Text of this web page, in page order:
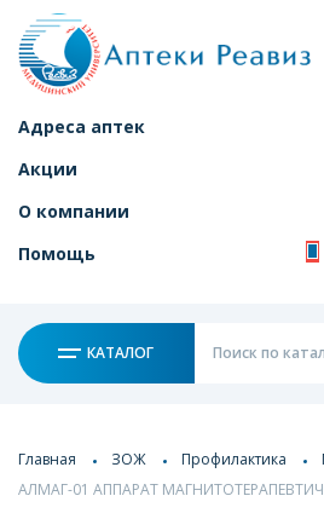
Адреса аптек
Акции
О компании
Помощь
КАТАЛОГ
Главная ЗОЖ Профилактика
АЛМАГ-01 АППАРАТ